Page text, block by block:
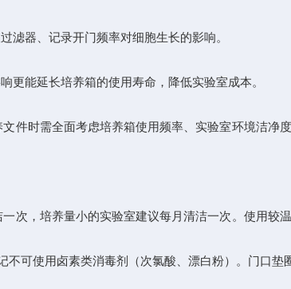
器、记录开门频率对细胞生长的影响。
能延长培养箱的使用寿命，降低实验室成本。
时需全面考虑培养箱使用频率、实验室环境洁净
，培养量小的实验室建议每月清洁一次。使用较
可使用卤素类消毒剂（次氯酸、漂白粉）。门口垫